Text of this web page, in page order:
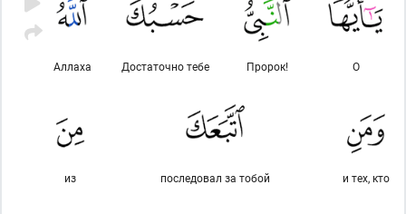
О
Пророк!
Достаточно тебе
Аллаха
и тех, кто
последовал за тобой
из